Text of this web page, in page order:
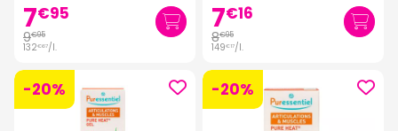
7€95
9€95
132€67/l.
7€16
8€95
149€ 17/l.
-20% -20%